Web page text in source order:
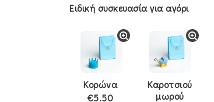
Ειδική συσκευασία για αγόρι
Κορώνα
€5.50
Καροτσιού
μωρού